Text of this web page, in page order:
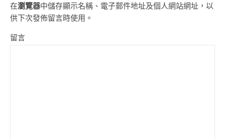
在瀏覽器中儲存顯示名稱、電子郵件地址及個人網站網址，以
供下次發佈留言時使用。
留言